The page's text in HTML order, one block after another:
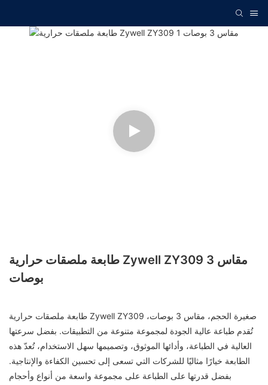
طابعة ملصقات حرارية Zywell ZY309 مقاس 3
بوصات
طابعة ملصقات حرارية Zywell ZY309 صغيرة الحجم، مقاس 3 بوصات،
تُقدم طباعة عالية الجودة لمجموعة متنوعة من التطبيقات. بفضل سرعتها
العالية في الطباعة، وأدائها الموثوق، وتصميمها سهل الاستخدام، تُعدّ هذه
الطابعة خيارًا مثاليًا للشركات التي تسعى إلى تحسين الكفاءة والإنتاجية.
بفضل قدرتها على الطباعة على مجموعة واسعة من أنواع وأحجام